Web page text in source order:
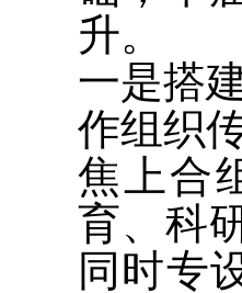
升。
一是搭
作组织
焦上合
育、科
同时专